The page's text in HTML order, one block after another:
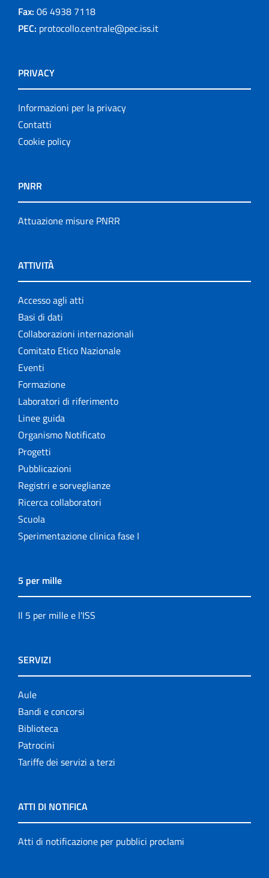
Fax: 06 4938 7118
PEC: protocollo.centrale@pec.iss.it
PRIVACY
Informazioni per la privacy
Contatti
Cookie policy
PNRR
Attuazione misure PNRR
ATTIVITÀ
Accesso agli atti
Basi di dati
Collaborazioni internazionali
Comitato Etico Nazionale
Eventi
Formazione
Laboratori di riferimento
Linee guida
Organismo Notificato
Progetti
Pubblicazioni
Registri e sorveglianze
Ricerca collaboratori
Scuola
Sperimentazione clinica fase I
5 per mille
Il 5 per mille e l'ISS
SERVIZI
Aule
Bandi e concorsi
Biblioteca
Patrocini
Tariffe dei servizi a terzi
ATTI DI NOTIFICA
Atti di notificazione per pubblici proclami